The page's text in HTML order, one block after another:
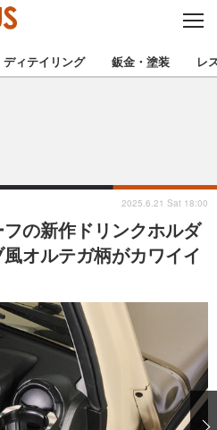
C
S
E
選プロショップを地域から探す
北陸
関西
沖縄
愛車 File
ディテイリング 鈑金・塗装 レ
フの新作ドリンクホルダ
オルテガ柄がカワイイ
2025.6.21 Sat 18:00